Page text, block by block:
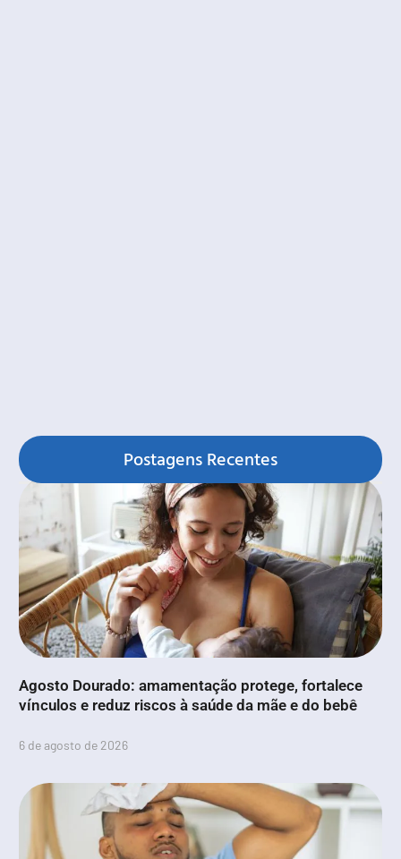
Postagens Recentes
Agosto Dourado: amamentação protege, fortalece
vínculos e reduz riscos à saúde da mãe e do bebê
6 de agosto de 2026